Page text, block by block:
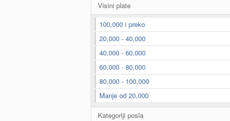
Visini plate
100,000 i preko
20,000 - 40,000
40,000 - 60,000
60,000 - 80,000
80,000 - 100,000
Manje od 20,000
Kategoriji posla